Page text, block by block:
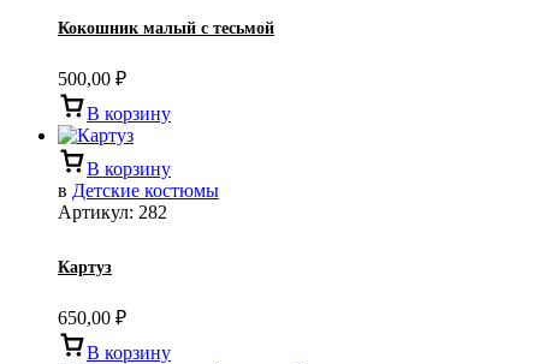
Кокошник малый с тесьмой
500,00 ₽
В корзину
В корзину
в Детские костюмы
Артикул: 282
Картуз
650,00 ₽
В корзину